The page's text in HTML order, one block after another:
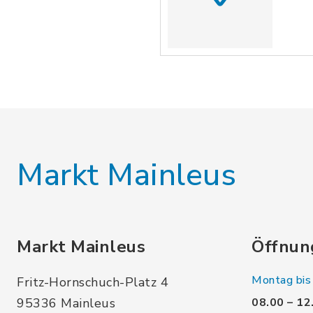
Markt Mainleus
Markt Mainleus
Fritz-Hornschuch-Platz 4
95336 Mainleus
Montag
08.00 –